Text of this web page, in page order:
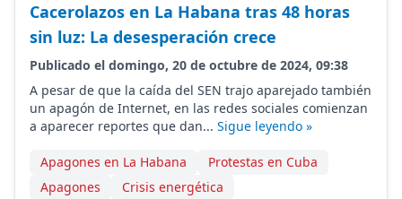
Cacerolazos en La Habana tras 48 horas
sin luz: La desesperación crece
Publicado el domingo, 20 de octubre de 2024, 09:38
A pesar de que la caída del SEN trajo aparejado también
un apagón de Internet, en las redes sociales comienzan
a aparecer reportes que dan... Sigue leyendo »
Apagones en La Habana
Protestas en Cuba
Apagones
Crisis energética